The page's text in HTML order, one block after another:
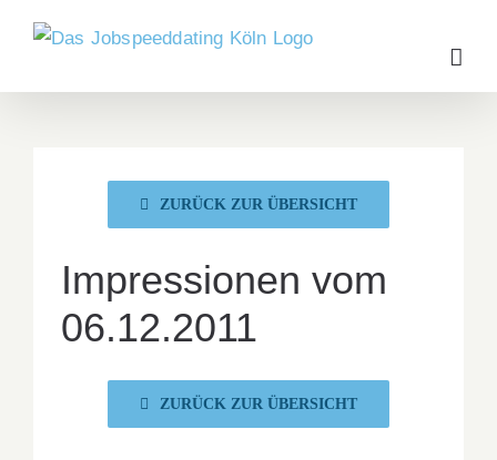
ZURÜCK ZUR ÜBERSICHT
Impressionen vom
06.12.2011
ZURÜCK ZUR ÜBERSICHT